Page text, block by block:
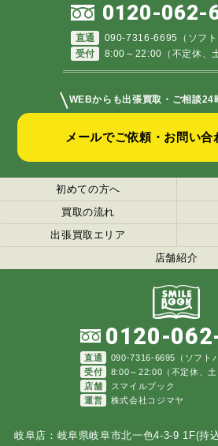
0120-062-
直通
090-7316-6695（ソフト
受付
8:00～22:00（不定休、
＼WEBからも出張買取・ご相談24
メールでご依頼・お問い合
初めての方へ
買取の流れ
出張買取エリア
店舗紹介
0120-
直通
090-7316-6695（ソフト
受付
8:00～22:00（不定休、土
店舗
スマイルブック
運営
株式会社コジマヤ
岐阜店：岐阜県岐阜市北一色4-3-9 1F(持